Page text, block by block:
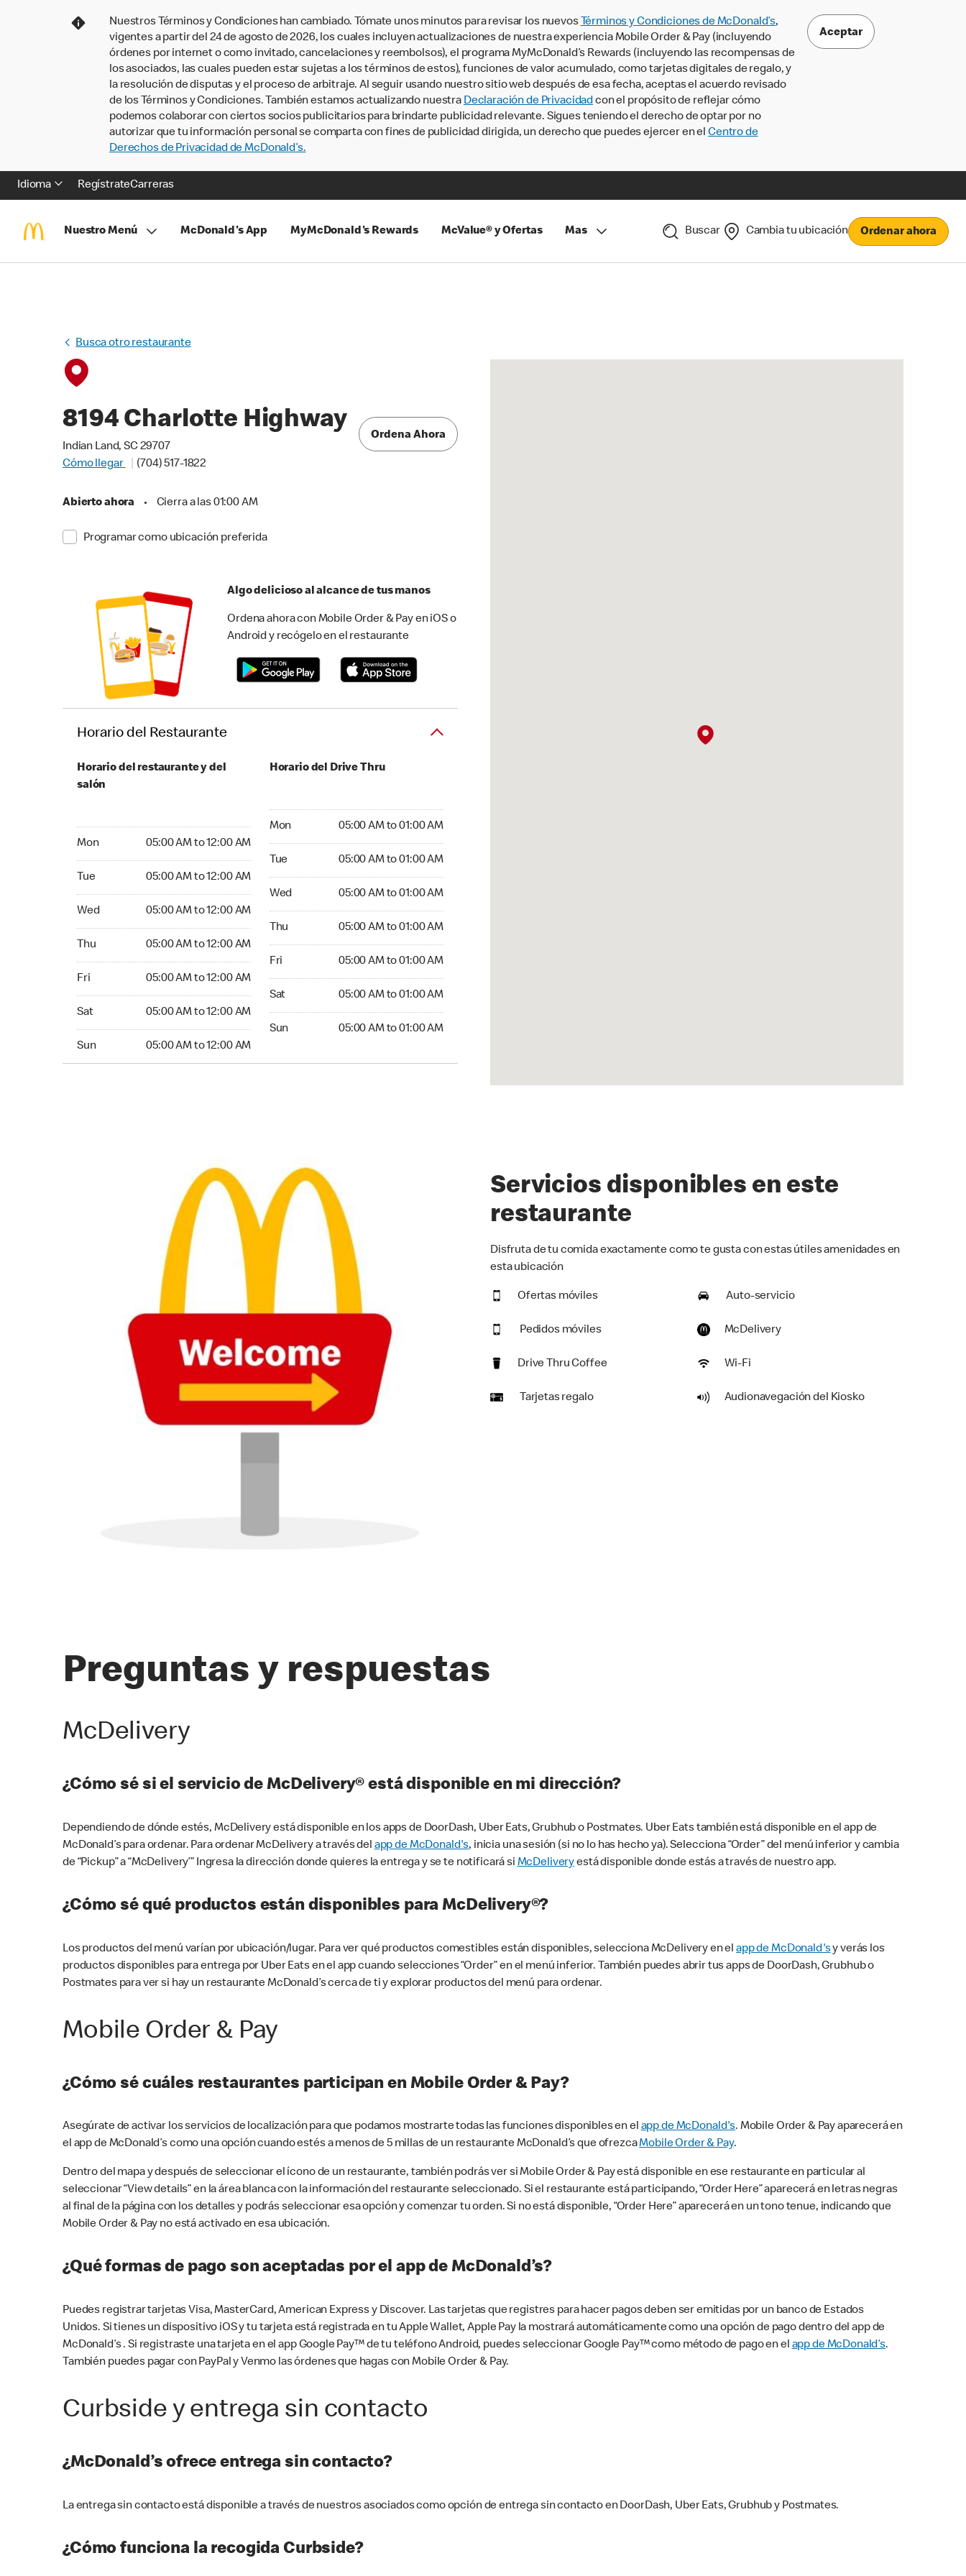
Nuestros Términos y Condiciones han cambiado. Tómate unos minutos para revisar los nuevos Términos y Condiciones de McDonald’s,
vigentes a partir del 24 de agosto de 2026, los cuales incluyen actualizaciones de nuestra experiencia Mobile Order & Pay (incluyendo
órdenes por internet o como invitado, cancelaciones y reembolsos), el programa MyMcDonald’s Rewards (incluyendo las recompensas de
los asociados, las cuales pueden estar sujetas a los términos de estos), funciones de valor acumulado, como tarjetas digitales de regalo, y
la resolución de disputas y el proceso de arbitraje. Al seguir usando nuestro sitio web después de esa fecha, aceptas el acuerdo revisado
de los Términos y Condiciones. También estamos actualizando nuestra Declaración de Privacidadcon el propósito de reflejar cómo
podemos colaborar con ciertos socios publicitarios para brindarte publicidad relevante. Sigues teniendo el derecho de optar por no
autorizar que tu información personal se comparta con fines de publicidad dirigida, un derecho que puedes ejercer en el Centro de
Derechos de Privacidad de McDonald’s.
Aceptar
Idioma RegístrateCarreras
Nuestro Menú McDonald's App MyMcDonald's Rewards McValue® y Ofertas Mas Buscar Cambia tu ubicación Ordenar ahora
Busca otro restaurante
8194 Charlotte Highway
Indian Land, SC 29707
Cómo llegar
(704) 517-1822
Abierto ahora • Cierra a las 01:00 AM
Programar como ubicación preferida
Ordena Ahora
Algo delicioso al alcance de tus manos
Ordena ahora con Mobile Order & Pay en iOS o
Android y recógelo en el restaurante
Horario del Restaurante
Horario del restaurante y del
salón
Mon 05:00 AM to 12:00 AM
Tue 05:00 AM to 12:00 AM
Wed 05:00 AM to 12:00 AM
Thu 05:00 AM to 12:00 AM
Fri 05:00 AM to 12:00 AM
Sat 05:00 AM to 12:00 AM
Sun 05:00 AM to 12:00 AM
Horario del Drive Thru
Mon 05:00 AM to 01:00 AM
Tue 05:00 AM to 01:00 AM
Wed 05:00 AM to 01:00 AM
Thu 05:00 AM to 01:00 AM
Fri 05:00 AM to 01:00 AM
Sat 05:00 AM to 01:00 AM
Sun 05:00 AM to 01:00 AM
Servicios disponibles en este
restaurante
Disfruta de tu comida exactamente como te gusta con estas útiles amenidades en
esta ubicación
Ofertas móviles Auto-servicio
Pedidos móviles McDelivery
Drive Thru Coffee Wi-Fi
Tarjetas regalo Audionavegación del Kiosko
Preguntas y respuestas
McDelivery
¿Cómo sé si el servicio de McDelivery® está disponible en mi dirección?
Dependiendo de dónde estés, McDelivery está disponible en los apps de DoorDash, Uber Eats, Grubhub o Postmates. Uber Eats también está disponible en el app de
McDonald’s para ordenar. Para ordenar McDelivery a través del app de McDonald's, inicia una sesión (si no lo has hecho ya). Selecciona “Order” del menú inferior y cambia
de “Pickup” a “McDelivery’” Ingresa la dirección donde quieres la entrega y se te notificará si McDeliveryestá disponible donde estás a través de nuestro app.
¿Cómo sé qué productos están disponibles para McDelivery®?
Los productos del menú varían por ubicación/lugar. Para ver qué productos comestibles están disponibles, selecciona McDelivery en elapp de McDonald'sy verás los
productos disponibles para entrega por Uber Eats en el app cuando selecciones “Order” en el menú inferior. También puedes abrir tus apps de DoorDash, Grubhub o
Postmates para ver si hay un restaurante McDonald’s cerca de ti y explorar productos del menú para ordenar.
Mobile Order & Pay
¿Cómo sé cuáles restaurantes participan en Mobile Order & Pay?
Asegúrate de activar los servicios de localización para que podamos mostrarte todas las funciones disponibles en elapp de McDonald's. Mobile Order & Pay aparecerá en
el app de McDonald’s como una opción cuando estés a menos de 5 millas de un restaurante McDonald’s que ofrezcaMobile Order & Pay.
Dentro del mapa y después de seleccionar el ícono de un restaurante, también podrás ver si Mobile Order & Pay está disponible en ese restaurante en particular al
seleccionar “View details” en la área blanca con la información del restaurante seleccionado. Si el restaurante está participando, “Order Here” aparecerá en letras negras
al final de la página con los detalles y podrás seleccionar esa opción y comenzar tu orden. Si no está disponible, “Order Here” aparecerá en un tono tenue, indicando que
Mobile Order & Pay no está activado en esa ubicación.
¿Qué formas de pago son aceptadas por el app de McDonald’s?
Puedes registrar tarjetas Visa, MasterCard, American Express y Discover. Las tarjetas que registres para hacer pagos deben ser emitidas por un banco de Estados
Unidos. Si tienes un dispositivo iOS y tu tarjeta está registrada en tu Apple Wallet, Apple Pay la mostrará automáticamente como una opción de pago dentro del app de
McDonald’s . Si registraste una tarjeta en el app Google Pay™ de tu teléfono Android, puedes seleccionar Google Pay™ como método de pago en elapp de McDonald’s.
También puedes pagar con PayPal y Venmo las órdenes que hagas con Mobile Order & Pay.
Curbside y entrega sin contacto
¿McDonald’s ofrece entrega sin contacto?
La entrega sin contacto está disponible a través de nuestros asociados como opción de entrega sin contacto en DoorDash, Uber Eats, Grubhub y Postmates.
¿Cómo funciona la recogida Curbside?